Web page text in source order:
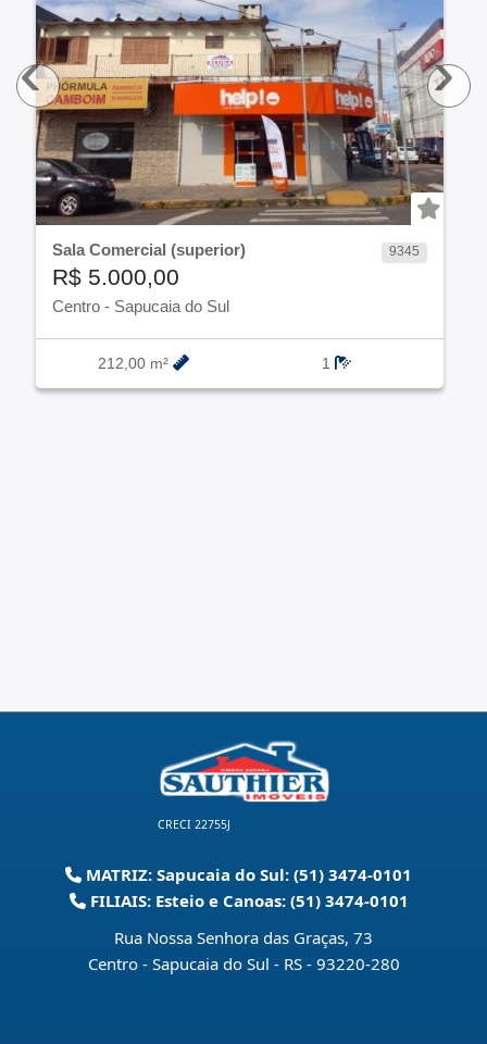
‹
Sala Comercial (superior) 9345
R$ 5.000,00
Centro - Sapucaia do Sul
212,00 m² 1
›
CRECI 22755J
MATRIZ: Sapucaia do Sul: (51) 3474-0101
FILIAIS: Esteio e Canoas: (51) 3474-0101
Rua Nossa Senhora das Graças, 73
Centro - Sapucaia do Sul - RS - 93220-280